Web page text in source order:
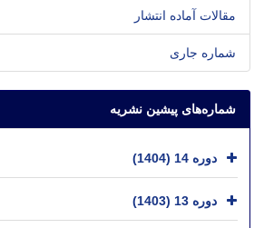
مقالات آماده انتشار
شماره جاری
شماره‌های پیشین نشریه
دوره 14 (1404)
دوره 13 (1403)